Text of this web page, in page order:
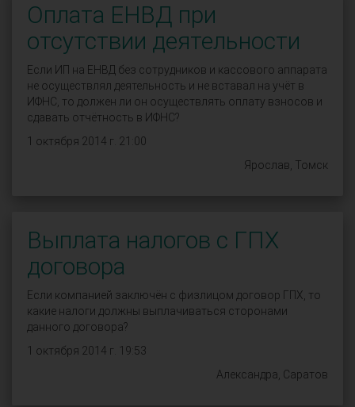
Оплата ЕНВД при
отсутствии деятельности
Если ИП на ЕНВД без сотрудников и кассового аппарата
не осуществлял деятельность и не вставал на учёт в
ИФНС, то должен ли он осуществлять оплату взносов и
сдавать отчётность в ИФНС?
1 октября 2014 г. 21:00
Ярослав, Томск
Выплата налогов с ГПХ
договора
Если компанией заключён с физлицом договор ГПХ, то
какие налоги должны выплачиваться сторонами
данного договора?
1 октября 2014 г. 19:53
Александра, Саратов